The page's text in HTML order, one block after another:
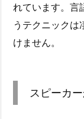
れています。言
うテクニック
けません。
スピーカ